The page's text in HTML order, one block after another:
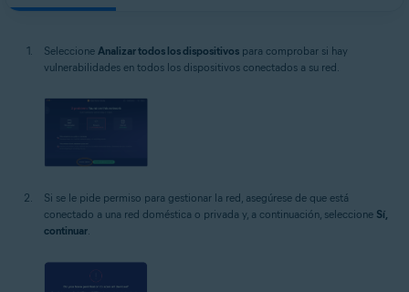
Seleccione Analizar todos los dispositivos para comprobar si hay
vulnerabilidades en todos los dispositivos conectados a su red.
Si se le pide permiso para gestionar la red, asegúrese de que está
conectado a una red doméstica o privada y, a continuación, seleccione Sí,
continuar